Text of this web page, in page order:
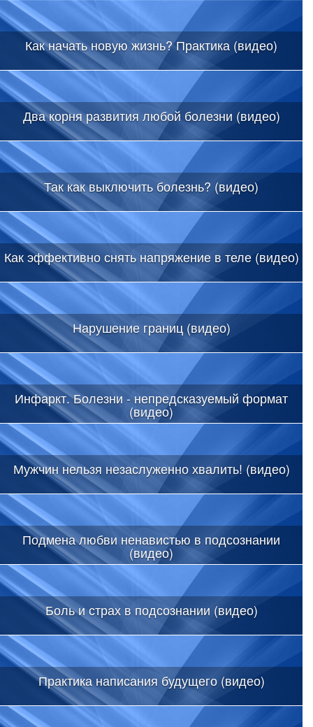
Как начать новую жизнь? Практика (видео)
Два корня развития любой болезни (видео)
Так как выключить болезнь? (видео)
Как эффективно снять напряжение в теле (видео)
Нарушение границ (видео)
Инфаркт. Болезни - непредсказуемый формат
(видео)
Мужчин нельзя незаслуженно хвалить! (видео)
Подмена любви ненавистью в подсознании
(видео)
Боль и страх в подсознании (видео)
Практика написания будущего (видео)